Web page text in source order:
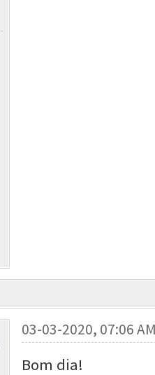
03-03-2020, 07:06
Bom dia!